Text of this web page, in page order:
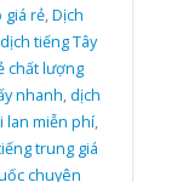
giá rẻ,Dịch
dịch tiếng Tây
chất lượng
nhanh,dịch
lan miễn phí,
trung giá
chuyên